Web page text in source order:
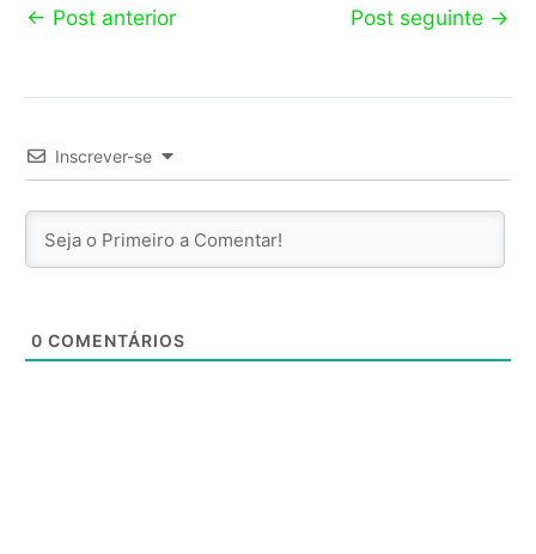
← Post anterior Post seguinte →
Inscrever-se
0 COMENTÁRIOS